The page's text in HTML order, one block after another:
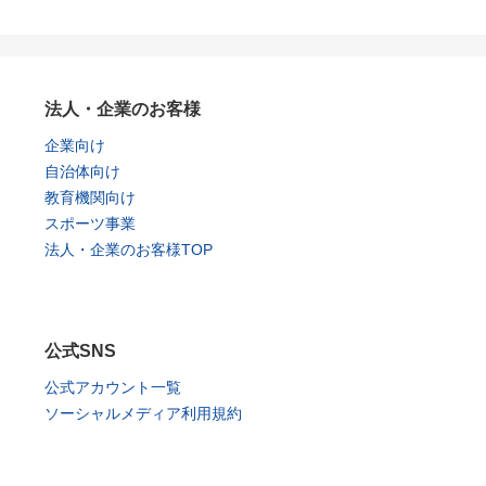
法人・企業のお客様
企業向け
自治体向け
教育機関向け
スポーツ事業
法人・企業のお客様TOP
公式SNS
公式アカウント一覧
ソーシャルメディア利用規約